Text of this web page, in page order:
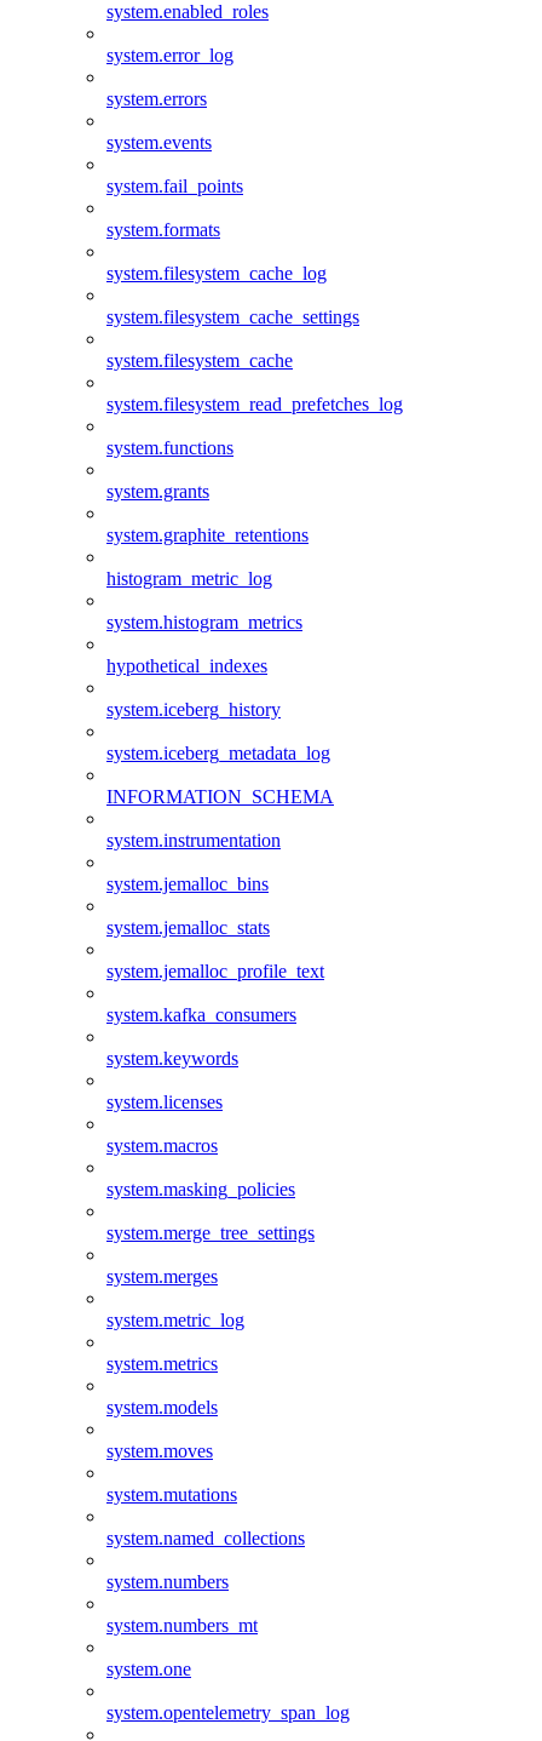
system.enabled_roles
system.error_log
system.errors
system.events
system.fail_points
system.formats
system.filesystem_cache_log
system.filesystem_cache_settings
system.filesystem_cache
system.filesystem_read_prefetches_log
system.functions
system.grants
system.graphite_retentions
histogram_metric_log
system.histogram_metrics
hypothetical_indexes
system.iceberg_history
system.iceberg_metadata_log
INFORMATION_SCHEMA
system.instrumentation
system.jemalloc_bins
system.jemalloc_stats
system.jemalloc_profile_text
system.kafka_consumers
system.keywords
system.licenses
system.macros
system.masking_policies
system.merge_tree_settings
system.merges
system.metric_log
system.metrics
system.models
system.moves
system.mutations
system.named_collections
system.numbers
system.numbers_mt
system.one
system.opentelemetry_span_log